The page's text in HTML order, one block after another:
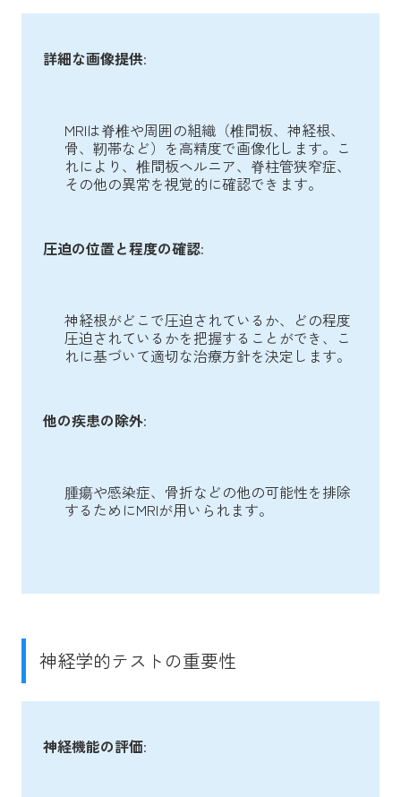
詳細な画像提供:
MRIは脊椎や周囲の組織（椎間板、神経根、
骨、靭帯など）を高精度で画像化します。こ
れにより、椎間板ヘルニア、脊柱管狭窄症、
その他の異常を視覚的に確認できます。
圧迫の位置と程度の確認:
神経根がどこで圧迫されているか、どの程度
圧迫されているかを把握することができ、こ
れに基づいて適切な治療方針を決定します。
他の疾患の除外:
腫瘍や感染症、骨折などの他の可能性を排除
するためにMRIが用いられます。
神経学的テストの重要性
神経機能の評価: